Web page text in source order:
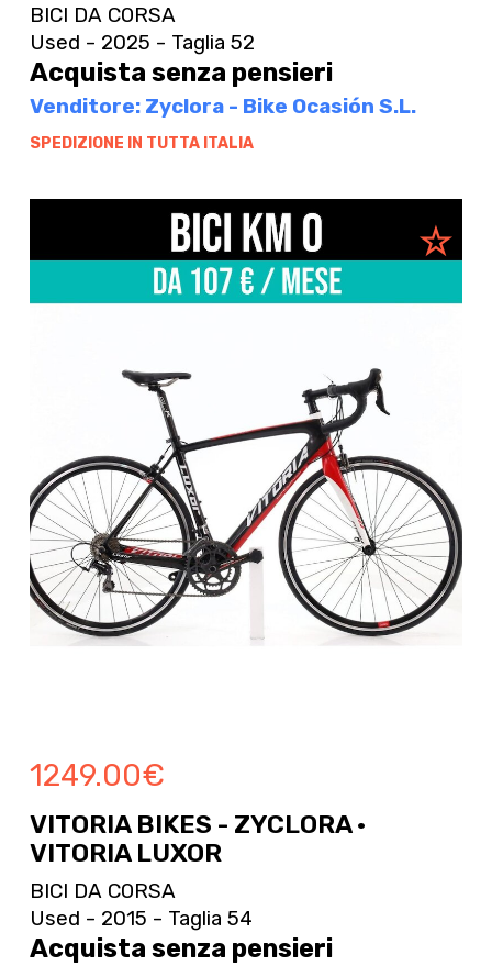
BICI DA CORSA
Used - 2025 - Taglia 52
Acquista senza pensieri
Venditore: Zyclora - Bike Ocasión S.L.
SPEDIZIONE IN TUTTA ITALIA
1249.00€
VITORIA BIKES - ZYCLORA ·
VITORIA LUXOR
BICI DA CORSA
Used - 2015 - Taglia 54
Acquista senza pensieri